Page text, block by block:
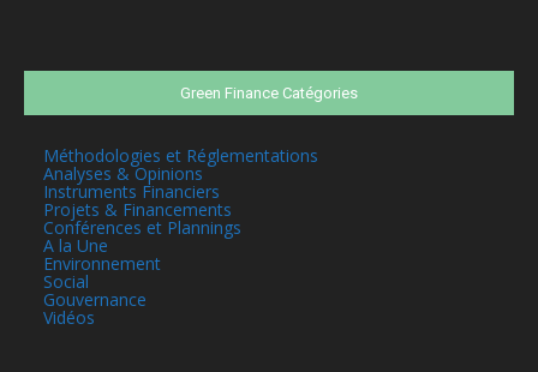
Green Finance Catégories
Méthodologies et Réglementations
Analyses & Opinions
Instruments Financiers
Projets & Financements
Conférences et Plannings
A la Une
Environnement
Social
Gouvernance
Vidéos